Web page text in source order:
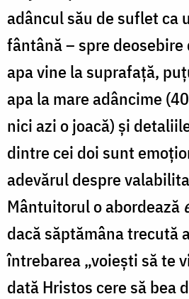
adâncul său de suflet ca
fântână – spre
apa vine la suprafață,
apa la mare adâncime
nici azi o joacă) și
dintre cei doi sunt
adevărul despre
Mântuitorul o abordează
dacă săptămâna trecută
întrebarea „voiești să te
dată Hristos cere să bea